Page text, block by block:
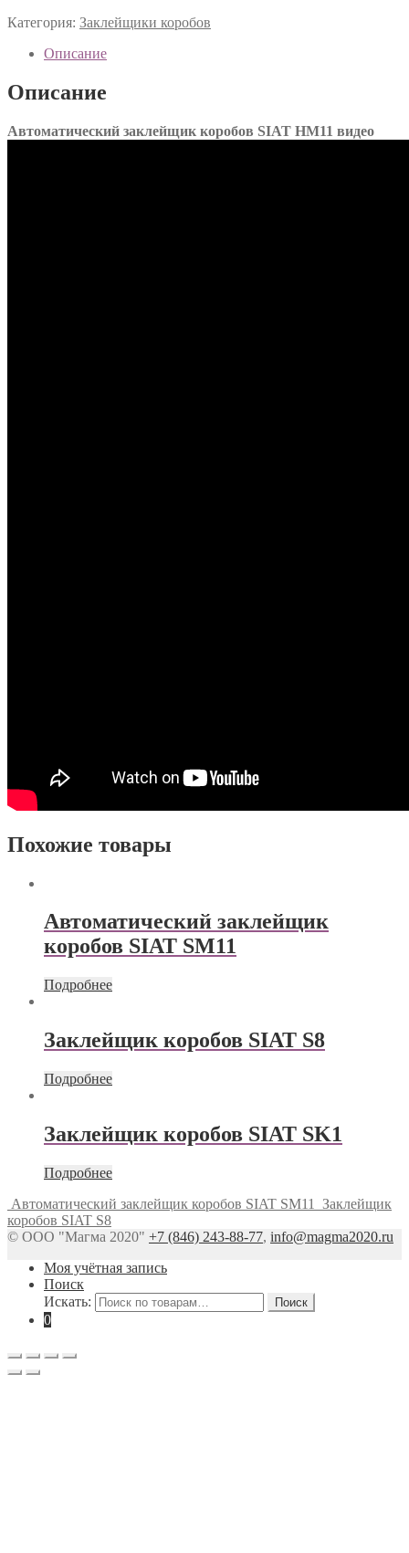
Категория: Заклейщики коробов
Описание
Описание
Автоматический заклейщик коробов SIAT HM11 видео
Похожие товары
Автоматический заклейщик
коробов SIAT SM11
Подробнее
Заклейщик коробов SIAT S8
Подробнее
Заклейщик коробов SIAT SK1
Подробнее
Автоматический заклейщик коробов SIAT SM11
Заклейщик
коробов SIAT S8
© ООО "Магма 2020" +7 (846) 243-88-77, info@magma2020.ru
Моя учётная запись
Поиск
Искать:
Поиск
0